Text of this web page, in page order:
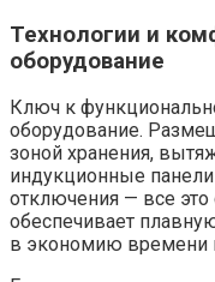
Технологии и
оборудование
Ключ к
оборудование.
зоной хранения,
индукционные
отключения — все
обеспечивает
в экономию времени